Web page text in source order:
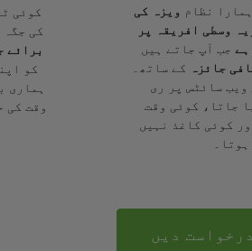
نظام ویزہ کی
وسطی افریقہ پر
جب آپ جاتے ہیں
جائزہ
کے ساتھ۔
ویب سائٹس پر ری
جاتا، کوئی وقت
کوئی کاغذ نہیں
کوئی
کی جگہ
برائے
کو
ہماری
وقت کی
درخواست دیں